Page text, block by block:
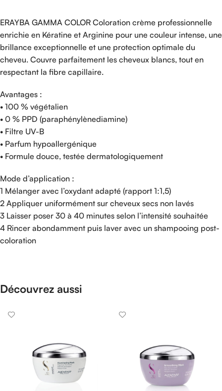
ERAYBA GAMMA COLOR Coloration crème professionnelle
enrichie en Kératine et Arginine pour une couleur intense, une
brillance exceptionnelle et une protection optimale du
cheveu. Couvre parfaitement les cheveux blancs, tout en
respectant la fibre capillaire.
Avantages :
• 100 % végétalien
• 0 % PPD (paraphénylènediamine)
• Filtre UV-B
• Parfum hypoallergénique
• Formule douce, testée dermatologiquement
Mode d’application :
1 Mélanger avec l’oxydant adapté (rapport 1:1,5)
2 Appliquer uniformément sur cheveux secs non lavés
3 Laisser poser 30 à 40 minutes selon l’intensité souhaitée
4 Rincer abondamment puis laver avec un shampooing post-
coloration
Découvrez aussi